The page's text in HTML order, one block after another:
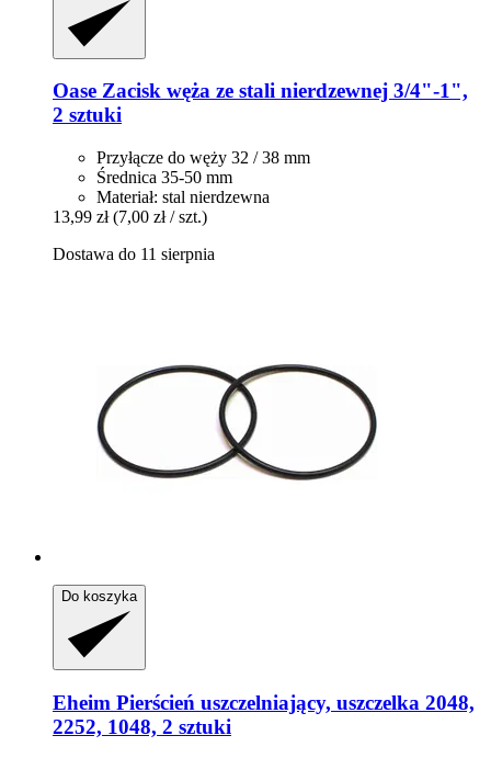
Oase Zacisk węża ze stali nierdzewnej 3/4"-​1",
2 sztuki
Przyłącze do węży 32 / 38 mm
Średnica 35-50 mm
Materiał: stal nierdzewna
13,99 zł (7,00 zł / szt.)
Dostawa do 11 sierpnia
Do koszyka
Eheim Pierścień uszczelniający, uszczelka 2048,
2252, 1048, 2 sztuki